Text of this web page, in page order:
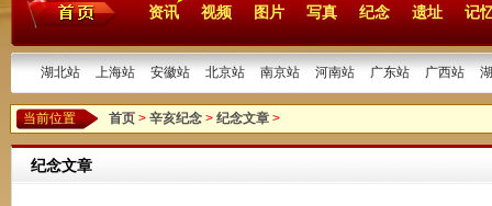
资讯 视频 图片 写真 纪念 遗址 记
湖北站 上海站 安徽站 北京站 南京站 河南站 广东站 广西站
当前位置 首页 > 辛亥纪念 > 纪念文章 >
纪念文章